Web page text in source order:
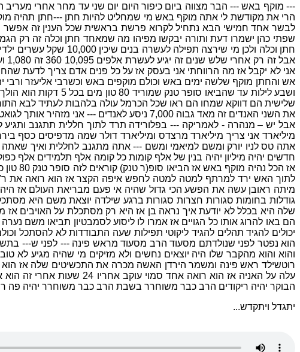
--- מוקף באש --- הבר מצווה ביום כיפור היום יום שני עד מחר אחרי
הרי את מקודשת לי אתה מוקף באש מי שמחליט להיות חתן ---חתן תהיה
לבשר אחד חמישי הבא נתחיל לקרוא פרשת בראשית שכל הענין זה
אני לא יקבל אז מה הרווחתי אני בעסק אז על כל פנים אדם צריך לדעת
אש והחתן מוקף שלשה ימים באש וכולם מוקפים באש וכשרבי אליעזר
שלישית הם דווקא שמחו הם ראו שכל הכרמל עולה בלהבות לעתיד לבא
את השני האנדים זה מאד גבוה 7,000 ניסע
אבל יש – מנהרה - לאמריקה --- בפלורידה תרד לתוך חללית תתגנב
מיליארד אני צריך מיליארד מרצדס ומיליארד דולר שמה מדפיסים כסף
אתה טס לניו יורק ומשם למיאמי ומשם --- אתה מתגנב לחללית ואיך שאתה
חדשים יהיה מיליון יהיה בנין של אלף קומות כל קומה אלף תלמידים אלף
לתוך האש ירד למרתף למטה למטה לחפש איפה הקצר אז הוא רואה את ר'
מיתה ראובן עשה את הפשע הכי גדול שהיה אי פעם מבריאת העולם אז היה
גודלות בחומות סגורות חצרות סגורות ברגע שילדה יוצאת משם היא
שלה היא בכלל לא יודעת איך נראה בן אז היא רק מסתכלת על האויבים
הם באו להרוג אותו כל הגויים אז אמרו לו ליסוע לסמבטיון תביאו
יכולים להגיד תהלים להגיד ליקוטי תפילות שעה התבודדות לא להסתכל
הוא נפטר לפני שנולדתם מסעוד הרב מסעוד מראש פינה --- לפני ש---
והוא והוא מהקבר שלו היה יוצאים נחשים ולא מזיקים מי שהיה מגיע
רוטשילד ראש פינה ומשמר הירדן האשה מכרה את התכשיטים שלה אז
עלה על האניה אז הוא
הבוקר יהיה ריקודים הרב כבר משוחרר בשבת הרב כבר משוחרר יהיה פה
יתגדל ויתקדש...